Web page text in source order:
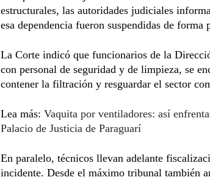
estructurales, las autoridades judiciales
esa dependencia fueron suspendidas de forma
La Corte indicó que funcionarios de la
con personal de seguridad y de limpieza, se
contener la filtración y resguardar el sector
Lea más: Vaquita por ventiladores: así
Palacio de Justicia de Paraguarí
En paralelo, técnicos llevan adelante
incidente. Desde el máximo tribunal también